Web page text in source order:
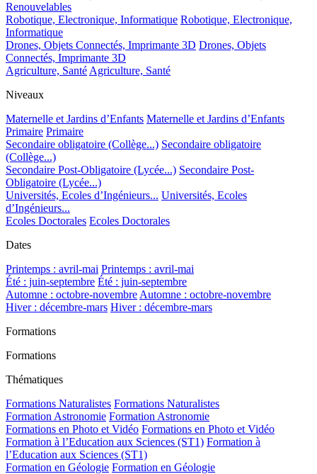
Renouvelables
Robotique, Electronique, Informatique Robotique, Electronique,
Informatique
Drones, Objets Connectés, Imprimante 3D Drones, Objets
Connectés, Imprimante 3D
Agriculture, Santé Agriculture, Santé
Niveaux
Maternelle et Jardins d’Enfants Maternelle et Jardins d’Enfants
Primaire Primaire
Secondaire obligatoire (Collège...) Secondaire obligatoire
(Collège...)
Secondaire Post-Obligatoire (Lycée...) Secondaire Post-
Obligatoire (Lycée...)
Universités, Ecoles d’Ingénieurs... Universités, Ecoles
d’Ingénieurs...
Ecoles Doctorales Ecoles Doctorales
Dates
Printemps : avril-mai Printemps : avril-mai
Été : juin-septembre Été : juin-septembre
Automne : octobre-novembre Automne : octobre-novembre
Hiver : décembre-mars Hiver : décembre-mars
Formations
Formations
Thématiques
Formations Naturalistes Formations Naturalistes
Formation Astronomie Formation Astronomie
Formations en Photo et Vidéo Formations en Photo et Vidéo
Formation à l’Education aux Sciences (ST1) Formation à
l’Education aux Sciences (ST1)
Formation en Géologie Formation en Géologie